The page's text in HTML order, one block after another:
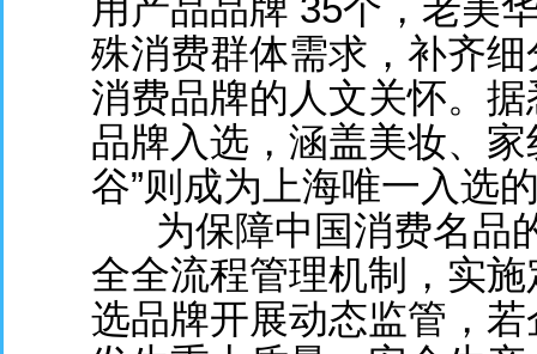
用产品品牌 35个，老美
殊消费群体需求，补齐
消费品牌的人文关怀。
品牌入选，涵盖美妆、
谷”则成为上海唯一入选
为保障中国消费名品
全全流程管理机制，实
选品牌开展动态监管，